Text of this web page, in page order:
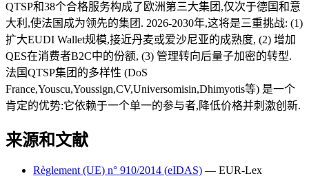
QTSP和38个合格服务构成了欧洲第三大集团,仅次于德国和意
大利,使法国成为领先的集团. 2026-2030年,这将是三重挑战: (1)
扩大EUDI Wallet规模,接近丹麦或爱沙尼亚的成熟度, (2) 增加
QES在消费者B2C中的份额, (3) 管理转向后量子加密的转型.
法国QTSP集团的多样性 (DoS
France,Youscu,Youssign,CV,Universomisin,Dhimyotis等) 是一个
肯定的优势:它依赖于一个单一的参与者,降低价格并刺激创新.
来源和文献
Règlement (UE) n° 910/2014 (eIDAS) — EUR-Lex